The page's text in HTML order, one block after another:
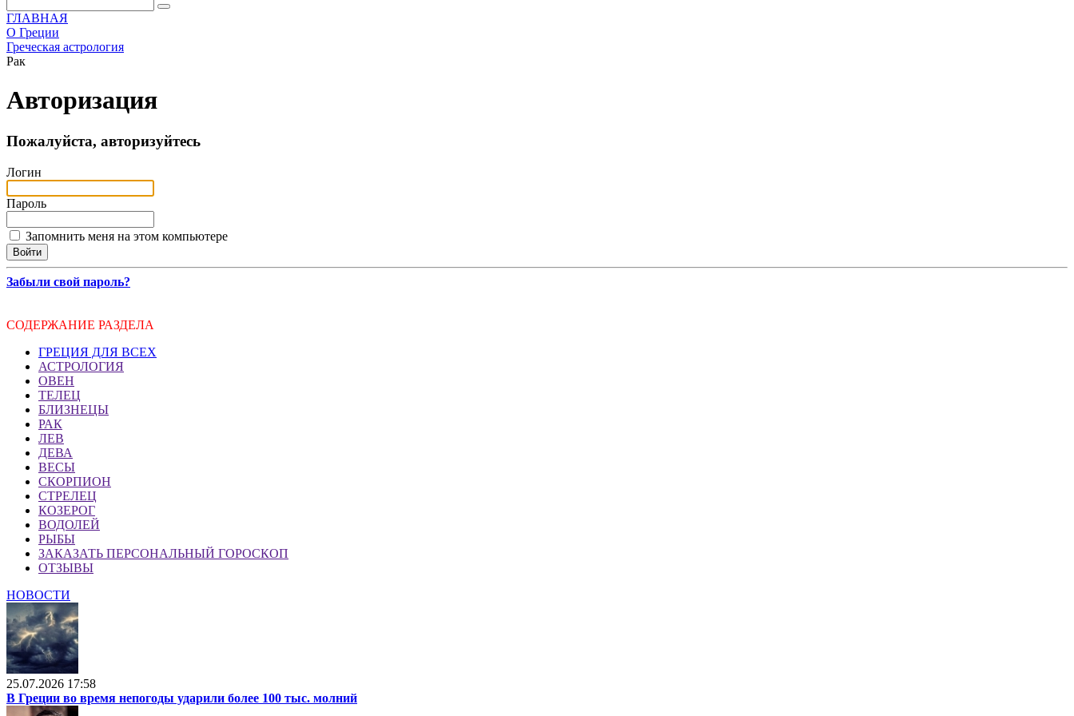
ГЛАВНАЯ
О Греции
Греческая астрология
Рак
Авторизация
Пожалуйста, авторизуйтесь
Логин
Пароль
Запомнить меня на этом компьютере
Забыли свой пароль?
СОДЕРЖАНИЕ РАЗДЕЛА
ГРЕЦИЯ ДЛЯ ВСЕХ
АСТРОЛОГИЯ
ОВЕН
ТЕЛЕЦ
БЛИЗНЕЦЫ
РАК
ЛЕВ
ДЕВА
ВЕСЫ
СКОРПИОН
СТРЕЛЕЦ
КОЗЕРОГ
ВОДОЛЕЙ
РЫБЫ
ЗАКАЗАТЬ ПЕРСОНАЛЬНЫЙ ГОРОСКОП
ОТЗЫВЫ
НОВОСТИ
25.07.2026 17:58
В Греции во время непогоды ударили более 100 тыс. молний